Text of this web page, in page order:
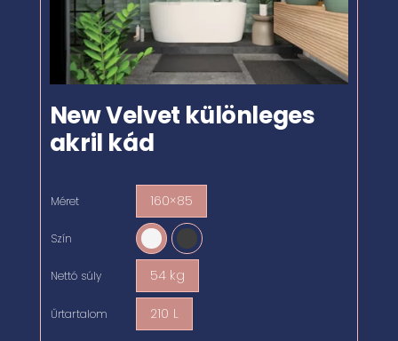
New Velvet különleges
akril kád
Méret 160×85
Szín
Nettó súly 54 kg
Űrtartalom 210 L